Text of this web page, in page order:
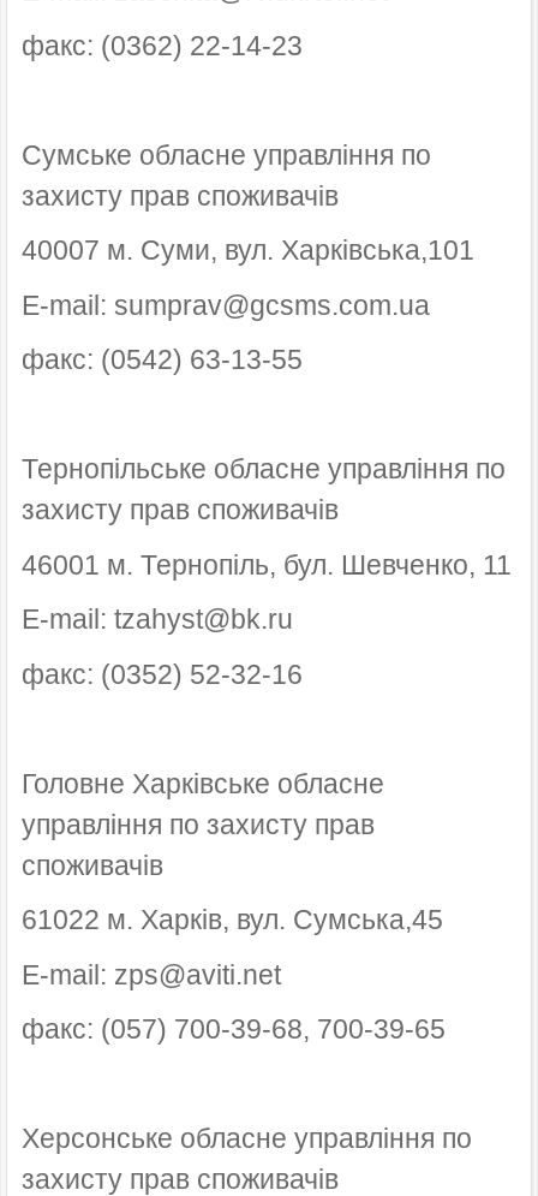
факс: (0362) 22-14-23
Сумське обласне управління по
захисту прав споживачів
40007 м. Суми, вул. Харківська,101
E-mail: sumprav@gcsms.com.ua
факс: (0542) 63-13-55
Тернопільське обласне управління по
захисту прав споживачів
46001 м. Тернопіль, бул. Шевченко, 11
E-mail: tzahyst@bk.ru
факс: (0352) 52-32-16
Головне Харківське обласне
управління по захисту прав
споживачів
61022 м. Харків, вул. Сумська,45
E-mail: zps@aviti.net
факс: (057) 700-39-68, 700-39-65
Херсонське обласне управління по
захисту прав споживачів